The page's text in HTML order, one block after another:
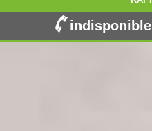
indisponible